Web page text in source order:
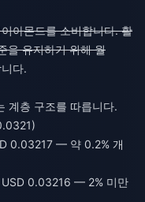
아몬드를 소비합니다. 활
을 유지하기 위해 월
다.
계층 구조를 따릅니다.
0.03217 — 약 0.2% 개
0.03216 — 2% 미만